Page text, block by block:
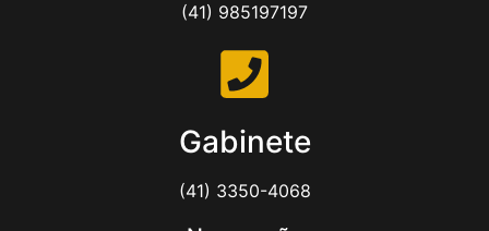
(41) 985197197
Gabinete
(41) 3350-4068